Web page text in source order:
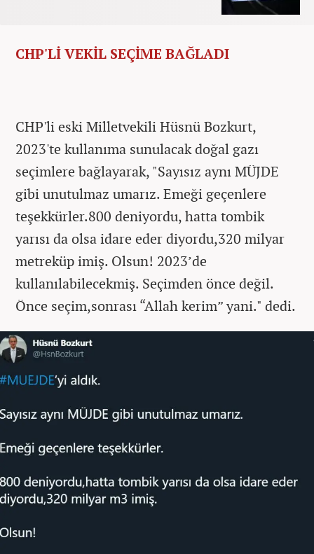
CHP'Lİ VEKİL SEÇİME BAĞLADI
CHP'li eski Milletvekili Hüsnü Bozkurt,
2023'te kullanıma sunulacak doğal gazı
seçimlere bağlayarak, "Sayısız aynı MÜJDE
gibi unutulmaz umarız. Emeği geçenlere
teşekkürler.800 deniyordu, hatta tombik
yarısı da olsa idare eder diyordu,320 milyar
metreküp imiş. Olsun! 2023’de
kullanılabilecekmiş. Seçimden önce değil.
Önce seçim,sonrası “Allah kerim” yani." dedi.